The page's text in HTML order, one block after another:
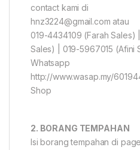
contact kami di
hnz3224@gmail.com atau
019-4434109 (Farah Sales)
Sales) | 019-5967015 (Afini
Whatsapp
http://www.wasap.my/
Shop
2. BORANG TEMPAHAN
Isi borang tempahan di